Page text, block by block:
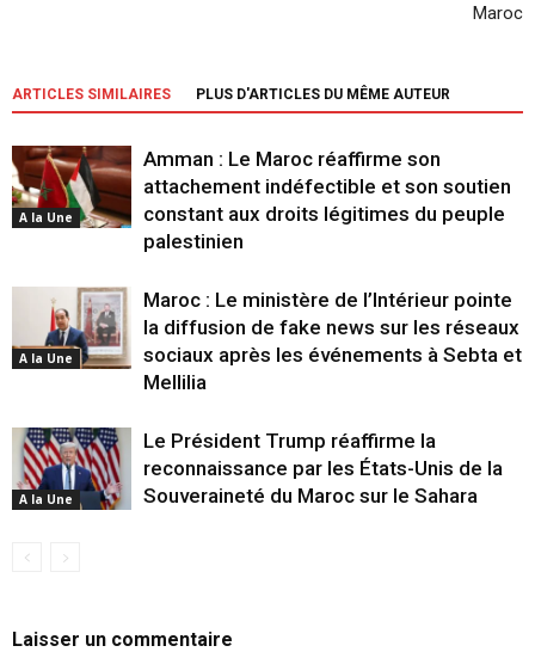
Maroc
ARTICLES SIMILAIRES PLUS D'ARTICLES DU MÊME AUTEUR
A la Une
Amman : Le Maroc réaffirme son
attachement indéfectible et son soutien
constant aux droits légitimes du peuple
palestinien
A la Une
Maroc : Le ministère de l’Intérieur pointe
la diffusion de fake news sur les réseaux
sociaux après les événements à Sebta et
Mellilia
A la Une
Le Président Trump réaffirme la
reconnaissance par les États-Unis de la
Souveraineté du Maroc sur le Sahara
Laisser un commentaire